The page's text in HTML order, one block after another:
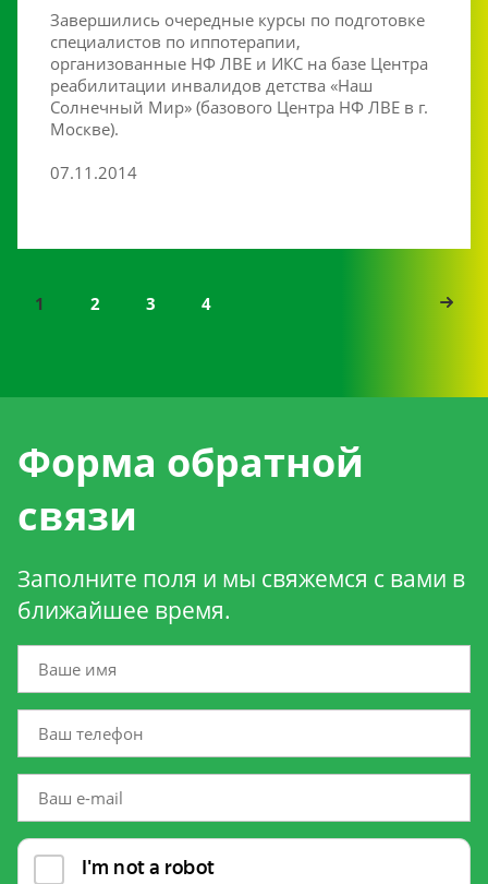
Завершились очередные курсы по подготовке
специалистов по иппотерапии,
организованные НФ ЛВЕ и ИКС на базе Центра
реабилитации инвалидов детства «Наш
Солнечный Мир» (базового Центра НФ ЛВЕ в г.
Москве).
07.11.2014
1 2 3 4
Форма обратной
связи
Заполните поля и мы свяжемся с вами в
ближайшее время.